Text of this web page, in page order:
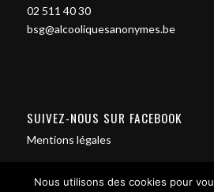
02 511 40 30
bsg@alcooliquesanonymes.be
SUIVEZ-NOUS SUR FACEBOOK
Mentions légales
Nous utilisons des cookies pour